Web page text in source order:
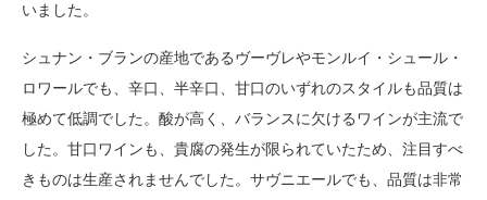
いました。
シュナン・ブランの産地であるヴーヴレやモンルイ・シュール・
ロワールでも、辛口、半辛口、甘口のいずれのスタイルも品質は
極めて低調でした。酸が高く、バランスに欠けるワインが主流で
した。甘口ワインも、貴腐の発生が限られていたため、注目すべ
きものは生産されませんでした。サヴニエールでも、品質は非常